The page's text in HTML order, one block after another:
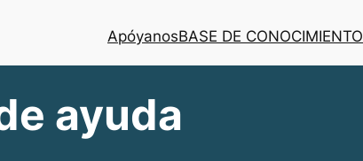
ApóyanosBASE DE CONOCIMIENTO
ayuda